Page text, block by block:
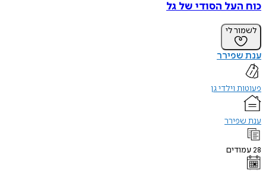
כוח העל הסודי של גל
לשמור לי
ענת שפירר
פעוטות וילדי גן
ענת שפירר
28עמודים